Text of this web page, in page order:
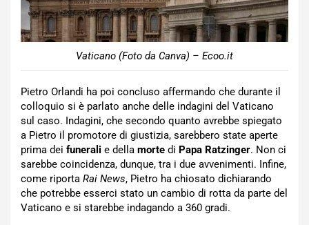
Vaticano (Foto da Canva) – Ecoo.it
Pietro Orlandi ha poi concluso affermando che durante il
colloquio si è parlato anche delle indagini del Vaticano
sul caso. Indagini, che secondo quanto avrebbe spiegato
a Pietro il promotore di giustizia, sarebbero state aperte
prima dei funerali e della morte di Papa Ratzinger. Non ci
sarebbe coincidenza, dunque, tra i due avvenimenti. Infine,
come riporta Rai News, Pietro ha chiosato dichiarando
che potrebbe esserci stato un cambio di rotta da parte del
Vaticano e si starebbe indagando a 360 gradi.